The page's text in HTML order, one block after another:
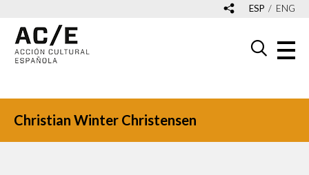
ESP ENG
Christian Winter Christensen